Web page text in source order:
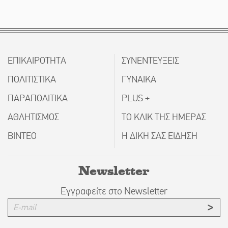
ΕΠΙΚΑΙΡΟΤΗΤΑ
ΠΟΛΙΤΙΣΤΙΚΑ
ΠΑΡΑΠΟΛΙΤΙΚΑ
ΑΘΛΗΤΙΣΜΟΣ
ΒΙΝΤΕΟ
ΣΥΝΕΝΤΕΥΞΕΙΣ
ΓΥΝΑΙΚΑ
PLUS +
ΤΟ ΚΛΙΚ ΤΗΣ ΗΜΕΡΑΣ
Η ΔΙΚΗ ΣΑΣ ΕΙΔΗΣΗ
Newsletter
Εγγραφείτε στο Newsletter